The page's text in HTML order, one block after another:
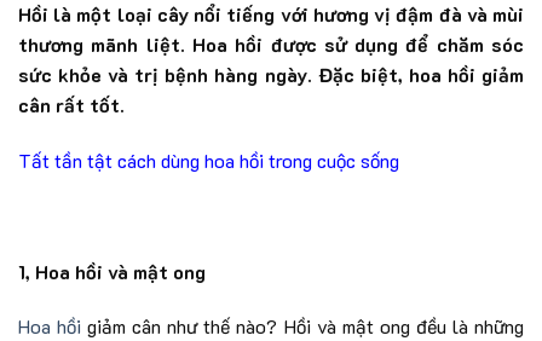
Hồi là một loại cây nổi tiếng với hương vị đậm đà và mùi
thương mãnh liệt. Hoa hồi được sử dụng để chăm sóc
sức khỏe và trị bệnh hàng ngày. Đặc biệt, hoa hồi giảm
cân rất tốt.
Tất tần tật cách dùng hoa hồi trong cuộc sống
1, Hoa hồi và mật ong
Hoa hồi giảm cân như thế nào? Hồi và mật ong đều là những